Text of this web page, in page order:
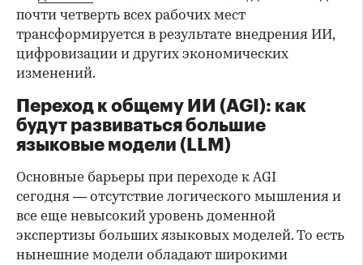
почти четверть всех рабочих мест
трансформируется в результате внедрения ИИ,
цифровизации и других экономических
изменений.
Переход к общему ИИ (AGI): как
будут развиваться большие
языковые модели (LLM)
Основные барьеры при переходе к AGI
сегодня — отсутствие логического мышления и
все еще невысокий уровень доменной
экспертизы больших языковых моделей. То есть
нынешние модели обладают широкими